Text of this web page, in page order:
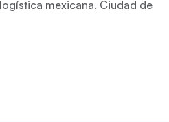
mexicana. Ciudad de